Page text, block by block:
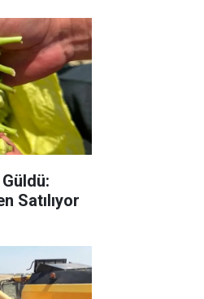
Satılıyor